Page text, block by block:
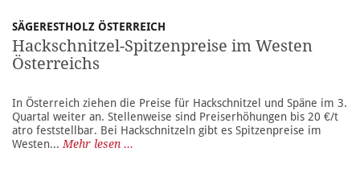
SÄGERESTHOLZ ÖSTERREICH
Hackschnitzel-Spitzenpreise im Westen
Österreichs
In Österreich ziehen die Preise für Hackschnitzel und Späne im 3.
Quartal weiter an. Stellenweise sind Preiserhöhungen bis 20 €/t
atro feststellbar. Bei Hackschnitzeln gibt es Spitzenpreise im
Westen...Mehr lesen ...